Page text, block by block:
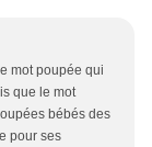
mot poupée qui
que le mot
bébés des
pour ses